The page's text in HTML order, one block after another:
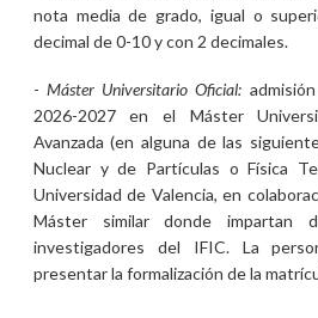
nota media de grado, igual o
decimal de 0-10 y con 2 decimales.
-Máster Universitario Oficial:
2026-2027 en el Máster
Avanzada (en alguna de las
Nuclear y de Partículas o Física
Universidad de Valencia, en
Máster similar donde impartan
investigadores del IFIC. La
presentar la formalización de la